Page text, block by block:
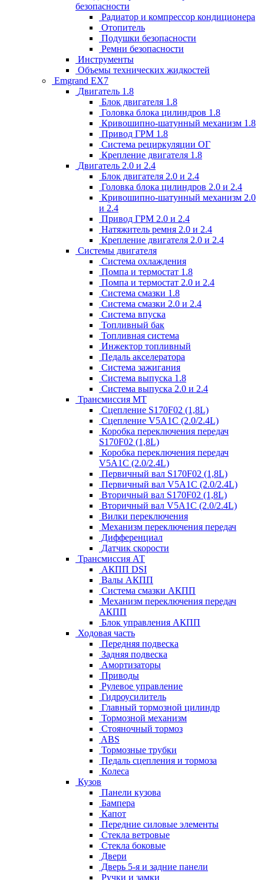
безопасности
Радиатор и компрессор кондиционера
Отопитель
Подушки безопасности
Ремни безопасности
Инструменты
Объемы технических жидкостей
Emgrand EX7
Двигатель 1.8
Блок двигателя 1.8
Головка блока цилиндров 1.8
Кривошипно-шатунный механизм 1.8
Привод ГРМ 1.8
Система рециркуляции ОГ
Крепление двигателя 1.8
Двигатель 2.0 и 2.4
Блок двигателя 2.0 и 2.4
Головка блока цилиндров 2.0 и 2.4
Кривошипно-шатунный механизм 2.0
и 2.4
Привод ГРМ 2.0 и 2.4
Натяжитель ремня 2.0 и 2.4
Крепление двигателя 2.0 и 2.4
Системы двигателя
Система охлаждения
Помпа и термостат 1.8
Помпа и термостат 2.0 и 2.4
Система смазки 1.8
Система смазки 2.0 и 2.4
Система впуска
Топливный бак
Топливная система
Инжектор топливный
Педаль акселератора
Система зажигания
Система выпуска 1.8
Система выпуска 2.0 и 2.4
Трансмиссия МТ
Сцепление S170F02 (1,8L)
Сцепление V5A1C (2.0/2.4L)
Коробка переключения передач
S170F02 (1,8L)
Коробка переключения передач
V5A1C (2.0/2.4L)
Первичный вал S170F02 (1,8L)
Первичный вал V5A1C (2.0/2.4L)
Вторичный вал S170F02 (1,8L)
Вторичный вал V5A1C (2.0/2.4L)
Вилки переключения
Механизм переключения передач
Дифференциал
Датчик скорости
Трансмиссия АТ
АКПП DSI
Валы АКПП
Система смазки АКПП
Механизм переключения передач
АКПП
Блок управления АКПП
Ходовая часть
Передняя подвеска
Задняя подвеска
Амортизаторы
Приводы
Рулевое управление
Гидроусилитель
Главный тормозной цилиндр
Тормозной механизм
Стояночный тормоз
ABS
Тормозные трубки
Педаль сцепления и тормоза
Колеса
Кузов
Панели кузова
Бампера
Капот
Передние силовые элементы
Стекла ветровые
Стекла боковые
Двери
Дверь 5-я и задние панели
Ручки и замки